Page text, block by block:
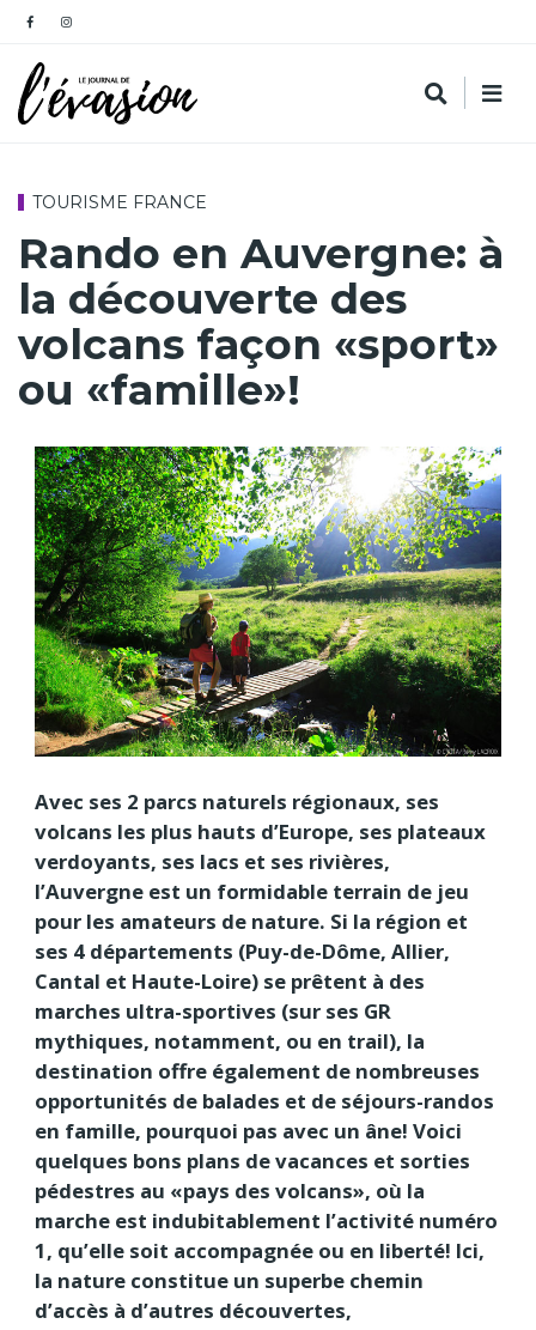
TOURISME FRANCE
Rando en Auvergne: à
la découverte des
volcans façon «sport»
ou «famille»!
Avec ses 2 parcs naturels régionaux, ses
volcans les plus hauts d’Europe, ses plateaux
verdoyants, ses lacs et ses rivières,
l’Auvergne est un formidable terrain de jeu
pour les amateurs de nature. Si la région et
ses 4 départements (Puy-de-Dôme, Allier,
Cantal et Haute-Loire) se prêtent à des
marches ultra-sportives (sur ses GR
mythiques, notamment, ou en trail), la
destination offre également de nombreuses
opportunités de balades et de séjours-randos
en famille, pourquoi pas avec un âne! Voici
quelques bons plans de vacances et sorties
pédestres au «pays des volcans», où la
marche est indubitablement l’activité numéro
1, qu’elle soit accompagnée ou en liberté! Ici,
la nature constitue un superbe chemin
d’accès à d’autres découvertes,